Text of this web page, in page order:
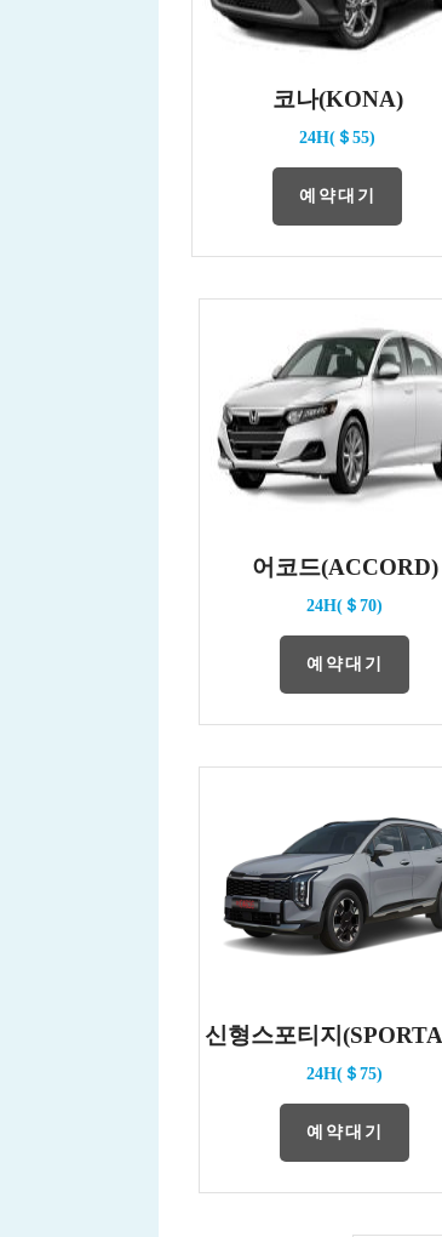
코나(KONA)
24H(＄55)
예약대기
어코드(ACCORD)
24H(＄70)
예약대기
신형스포티지
24H(＄75)
예약대기